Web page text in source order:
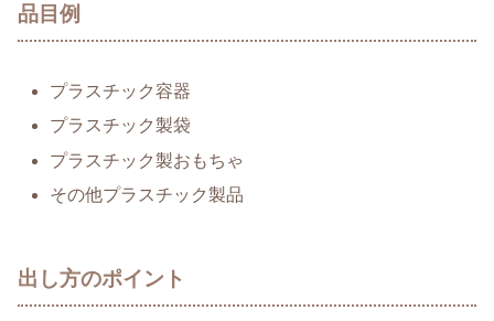
品目例
プラスチック容器
プラスチック製袋
プラスチック製おもちゃ
その他プラスチック製品
出し方のポイント